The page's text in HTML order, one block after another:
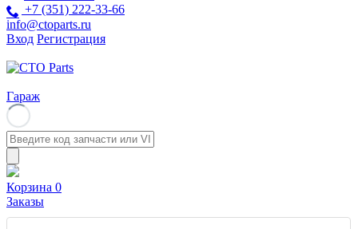
+7 (351) 222-33-66
info@ctoparts.ru
Вход Регистрация
Гараж
Корзина 0
Заказы